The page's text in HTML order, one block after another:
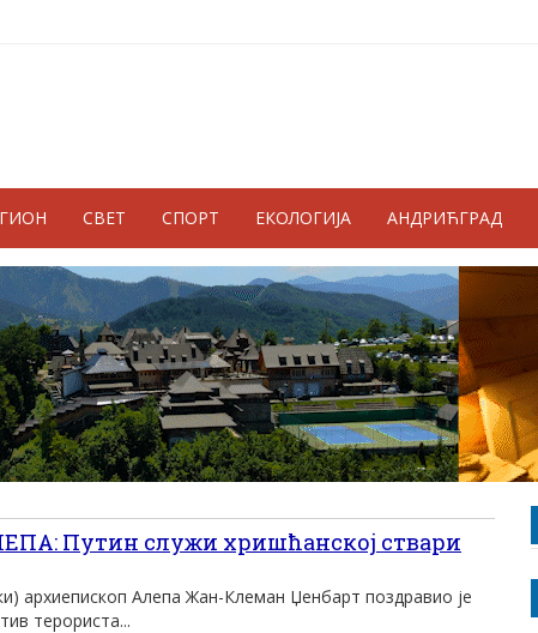
СВЕТ СПОРТ ЕКОЛОГИЈА АНДРИЋГРАД
Путин служи хришћанској ствари
архиепископ Алепа Жан-Клеман Џенбарт поздравио је
терориста...